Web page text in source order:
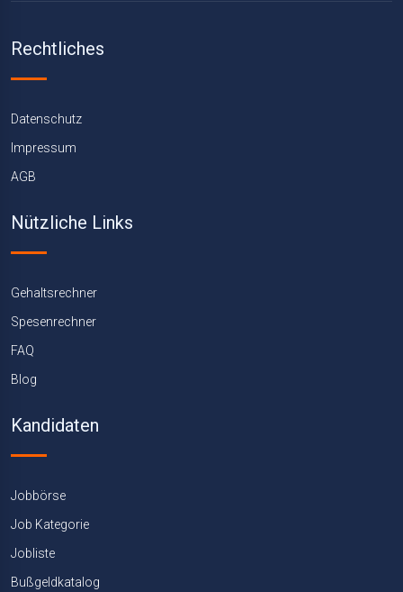
Rechtliches
Datenschutz
Impressum
AGB
Nützliche Links
Gehaltsrechner
Spesenrechner
FAQ
Blog
Kandidaten
Jobbörse
Job Kategorie
Jobliste
Bußgeldkatalog